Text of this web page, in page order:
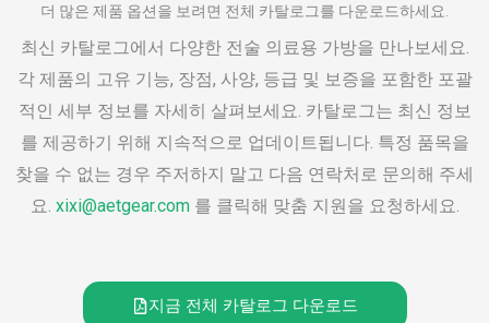
더 많은 제품 옵션을 보려면 전체 카탈로그를 다운로드하세요.
최신 카탈로그에서 다양한 전술 의료용 가방을 만나보세요.
각 제품의 고유 기능, 장점, 사양, 등급 및 보증을 포함한 포괄
적인 세부 정보를 자세히 살펴보세요. 카탈로그는 최신 정보
를 제공하기 위해 지속적으로 업데이트됩니다. 특정 품목을
찾을 수 없는 경우 주저하지 말고 다음 연락처로 문의해 주세
요. xixi@aetgear.com를 클릭해 맞춤 지원을 요청하세요.
지금 전체 카탈로그 다운로드